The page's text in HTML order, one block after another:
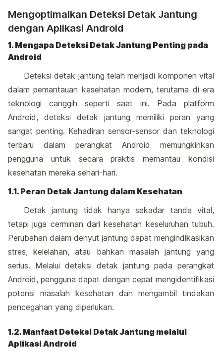
Mengoptimalkan Deteksi Detak Jantung
dengan Aplikasi Android
1. Mengapa Deteksi Detak Jantung Penting pada
Android
Deteksi detak jantung telah menjadi komponen vital
dalam pemantauan kesehatan modern, terutama di era
teknologi canggih seperti saat ini. Pada platform
Android, deteksi detak jantung memiliki peran yang
sangat penting. Kehadiran sensor-sensor dan teknologi
terbaru dalam perangkat Android memungkinkan
pengguna untuk secara praktis memantau kondisi
kesehatan mereka sehari-hari.
1.1. Peran Detak Jantung dalam Kesehatan
Detak jantung tidak hanya sekadar tanda vital,
tetapi juga cerminan dari kesehatan keseluruhan tubuh.
Perubahan dalam denyut jantung dapat mengindikasikan
stres, kelelahan, atau bahkan masalah jantung yang
serius. Melalui deteksi detak jantung pada perangkat
Android, pengguna dapat dengan cepat mengidentifikasi
potensi masalah kesehatan dan mengambil tindakan
pencegahan yang diperlukan.
1.2. Manfaat Deteksi Detak Jantung melalui
Aplikasi Android